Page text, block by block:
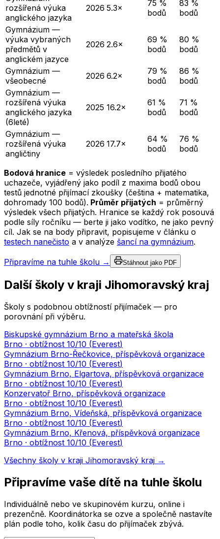
rozšířená výuka
anglického jazyka
2026 5.3×
75 %
bodů
83 %
bodů
Gymnázium —
výuka vybraných
předmětů v
anglickém jazyce
2026 2.6×
69 %
bodů
80 %
bodů
Gymnázium —
všeobecné
2026 6.2×
79 %
bodů
86 %
bodů
Gymnázium —
rozšířená výuka
anglického jazyka
(6leté)
2025 16.2×
61 %
bodů
71 %
bodů
Gymnázium —
rozšířená výuka
angličtiny
2026 17.7×
64 %
bodů
76 %
bodů
Bodová hranice = výsledek posledního přijatého
uchazeče, vyjádřený jako podíl z maxima bodů obou
testů jednotné přijímací zkoušky (čeština + matematika,
dohromady 100 bodů). Průměr přijatých = průměrný
výsledek všech přijatých. Hranice se každý rok posouvá
podle síly ročníku — berte ji jako vodítko, ne jako pevný
cíl. Jak se na body připravit, popisujeme v článku o
testech nanečisto a v analýze šancí na gymnázium.
Připravíme na tuhle školu → Stáhnout jako PDF
Další školy v kraji Jihomoravský kraj
Školy s podobnou obtížností přijímaček — pro
porovnání při výběru.
Biskupské gymnázium Brno a mateřská škola
Brno · obtížnost 10/10 (Everest)
Gymnázium Brno-Řečkovice, příspěvková organizace
Brno · obtížnost 10/10 (Everest)
Gymnázium Brno, Elgartova, příspěvková organizace
Brno · obtížnost 10/10 (Everest)
Konzervatoř Brno, příspěvková organizace
Brno · obtížnost 10/10 (Everest)
Gymnázium Brno, Vídeňská, příspěvková organizace
Brno · obtížnost 10/10 (Everest)
Gymnázium Brno, Křenová, příspěvková organizace
Brno · obtížnost 10/10 (Everest)
Všechny školy v kraji Jihomoravský kraj →
Připravíme vaše dítě na tuhle školu
Individuálně nebo ve skupinovém kurzu, online i
prezenčně. Koordinátorka se ozve a společně nastavíte
plán podle toho, kolik času do přijímaček zbývá.